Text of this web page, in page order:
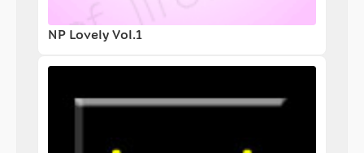
NP Lovely Vol.1